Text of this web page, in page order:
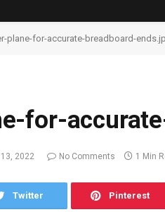
plane-for-accurate-breadboard-
for-
2022 No Comments 1 Min
Twitter Pinterest